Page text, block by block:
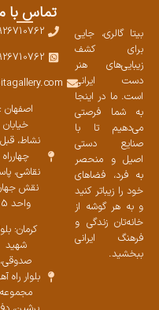
بیتا گالری، جایی
برای کشف
زیبایی‌های هنر
دست ایرانی
است. ما در اینجا
به شما فرصتی
می‌دهیم تا با
صنایع دستی
اصیل و منحصر
به فرد، فضاهای
خود را زیباتر کنید
و به هر گوشه از
خانه‌تان زندگی و
فرهنگ ایرانی
ببخشید.
تماس با
اصفهان :
خیابان
نشاط، قبل
چهارراه
نقاشی،
نقش
واحد 5
کرمان:
شهید
صدوقی،
بلوار راه
مجموعه